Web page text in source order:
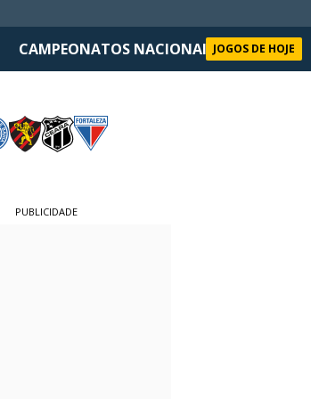
CAMPEONATOS NACIONAIS SELEÇÃO
JOGOS DE HOJE
PUBLICIDADE